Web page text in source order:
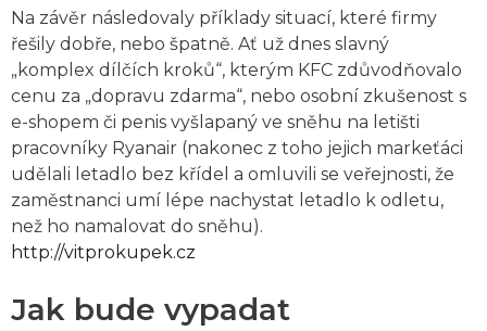
Na závěr následovaly příklady situací, které firmy
řešily dobře, nebo špatně. Ať už dnes slavný
„komplex dílčích kroků“, kterým KFC zdůvodňovalo
cenu za „dopravu zdarma“, nebo osobní zkušenost s
e-shopem či penis vyšlapaný ve sněhu na letišti
pracovníky Ryanair (nakonec z toho jejich markeťáci
udělali letadlo bez křídel a omluvili se veřejnosti, že
zaměstnanci umí lépe nachystat letadlo k odletu,
než ho namalovat do sněhu).
http://vitprokupek.cz
Jak bude vypadat